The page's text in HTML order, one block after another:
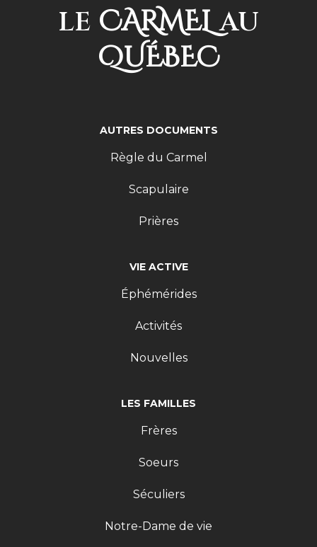
LE CARMELAU
QUÉBEC
LES FAMILLES
Frères
Soeurs
Séculiers
Notre-Dame de vie
VIE ACTIVE
Éphémérides
Activités
Nouvelles
AUTRES DOCUMENTS
Règle du Carmel
Scapulaire
Prières